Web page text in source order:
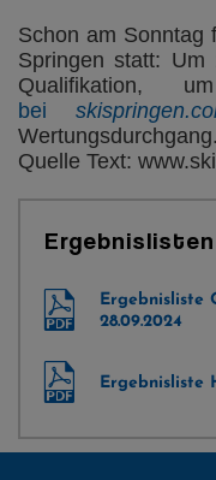
Schon am Sonntag
Springen statt:
bei
Wertungsdurchgang.
Quelle Text:
Ergebnislisten
Ergebnisliste
28.09.2024
Ergebnisliste